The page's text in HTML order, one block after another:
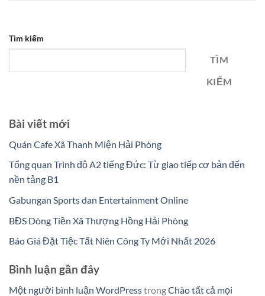
Tìm kiếm
TÌM
KIẾM
Bài viết mới
Quán Cafe Xã Thanh Miện Hải Phòng
Tổng quan Trình độ A2 tiếng Đức: Từ giao tiếp cơ bản đến
nền tảng B1
Gabungan Sports dan Entertainment Online
BĐS Dòng Tiền Xã Thượng Hồng Hải Phòng
Báo Giá Đặt Tiệc Tất Niên Công Ty Mới Nhất 2026
Bình luận gần đây
Một người bình luận WordPresstrongChào tất cả mọi